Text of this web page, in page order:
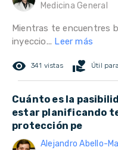
Medicina General
Mientras te encuentres
inyeccio... Leer más
remove_red_eye 341 vistas volunteer_activism Útil
Cuánto es la
estar planificando
protección pe
Alejandro Abello-